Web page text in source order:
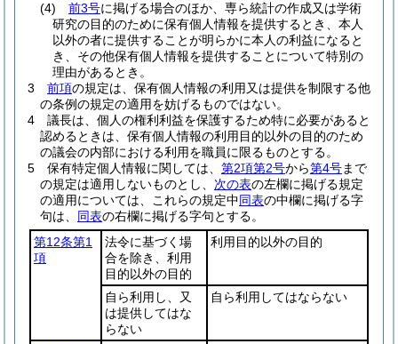
(4)
前3号に掲げる場合のほか、専ら統計の作成又は学術
研究の目的のために保有個人情報を提供するとき、本人
以外の者に提供することが明らかに本人の利益になると
き、その他保有個人情報を提供することについて特別の
理由があるとき。
3
前項の規定は、保有個人情報の利用又は提供を制限する他
の条例の規定の適用を妨げるものではない。
4
議長は、個人の権利利益を保護するため特に必要があると
認めるときは、保有個人情報の利用目的以外の目的のため
の議会の内部における利用を職員に限るものとする。
5
保有特定個人情報に関しては、 第2項第2号から第4号まで
の規定は適用しないものとし、 次の表の左欄に掲げる規定
の適用については、これらの規定中同表の中欄に掲げる字
句は、 同表の右欄に掲げる字句とする。
第12条第1
項
法令に基づく場
合を除き、利用
目的以外の目的
利用目的以外の目的
自ら利用し、又
は提供してはな
らない
自ら利用してはならない